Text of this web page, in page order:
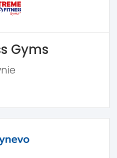
Gyms